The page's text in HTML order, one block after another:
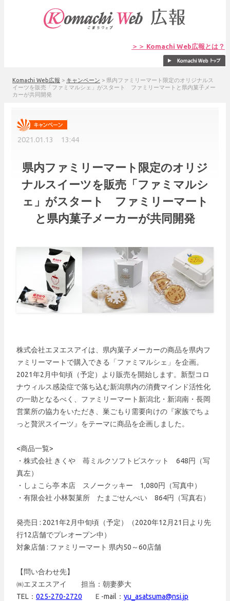
＞＞ Komachi Web広報とは？
Komachi Web広報 > キャンペーン > 県内ファミリーマート限定のオリジナルス
イーツを販売「ファミマルシェ」がスタート ファミリーマートと県内菓子メー
カーが共同開発
2021.01.13 13:44
県内ファミリーマート限定のオリジ
ナルスイーツを販売「ファミマルシ
ェ」がスタート ファミリーマート
と県内菓子メーカーが共同開発
株式会社エヌエスアイは、県内菓子メーカーの商品を県内フ
ァミリーマートで購入できる「ファミマルシェ」を企画。
2021年2月中旬頃（予定）より販売を開始します。新型コロ
ナウィルス感染症で落ち込む新潟県内の消費マインド活性化
の一助となるべく、ファミリーマート新潟北・新潟南・長岡
営業所の協力をいただき、巣ごもり需要向けの『家族でちょ
っと贅沢スイーツ』をテーマに商品を企画しました。
<商品一覧>
・株式会社 きくや 苺ミルクソフトビスケット 648円（写
真左）
・しょこら亭 本店 スノークッキー 1,080円（写真中）
・有限会社 小林製菓所 たまごせんべい 864円（写真右）
発売日 : 2021年2月中旬頃（予定）（2020年12月21日より先
行12店舗でプレオープン中）
対象店舗 : ファミリーマート 県内50～60店舗
【問い合わせ先】
㈱エヌエスアイ 担当：朝妻夢大
TEL： 025-270-2720 Ｅ-mail： yu_asatsuma@nsi.jp